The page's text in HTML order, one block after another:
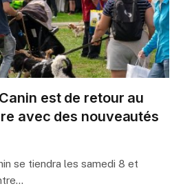
est de retour au
avec des nouveautés
se tiendra les samedi 8 et